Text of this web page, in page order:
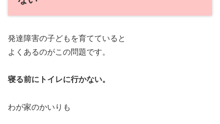
発達障害の子どもを育てていると
よくあるのがこの問題です。
寝る前にトイレに行かない。
わが家のかいりも